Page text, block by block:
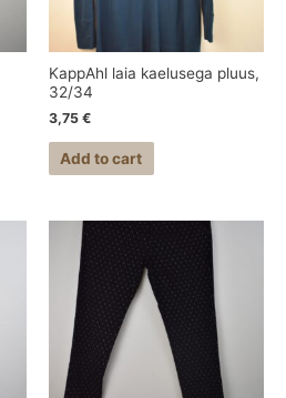
KappAhl laia kaelusega pluus,
32/34
3,75 €
Add to cart